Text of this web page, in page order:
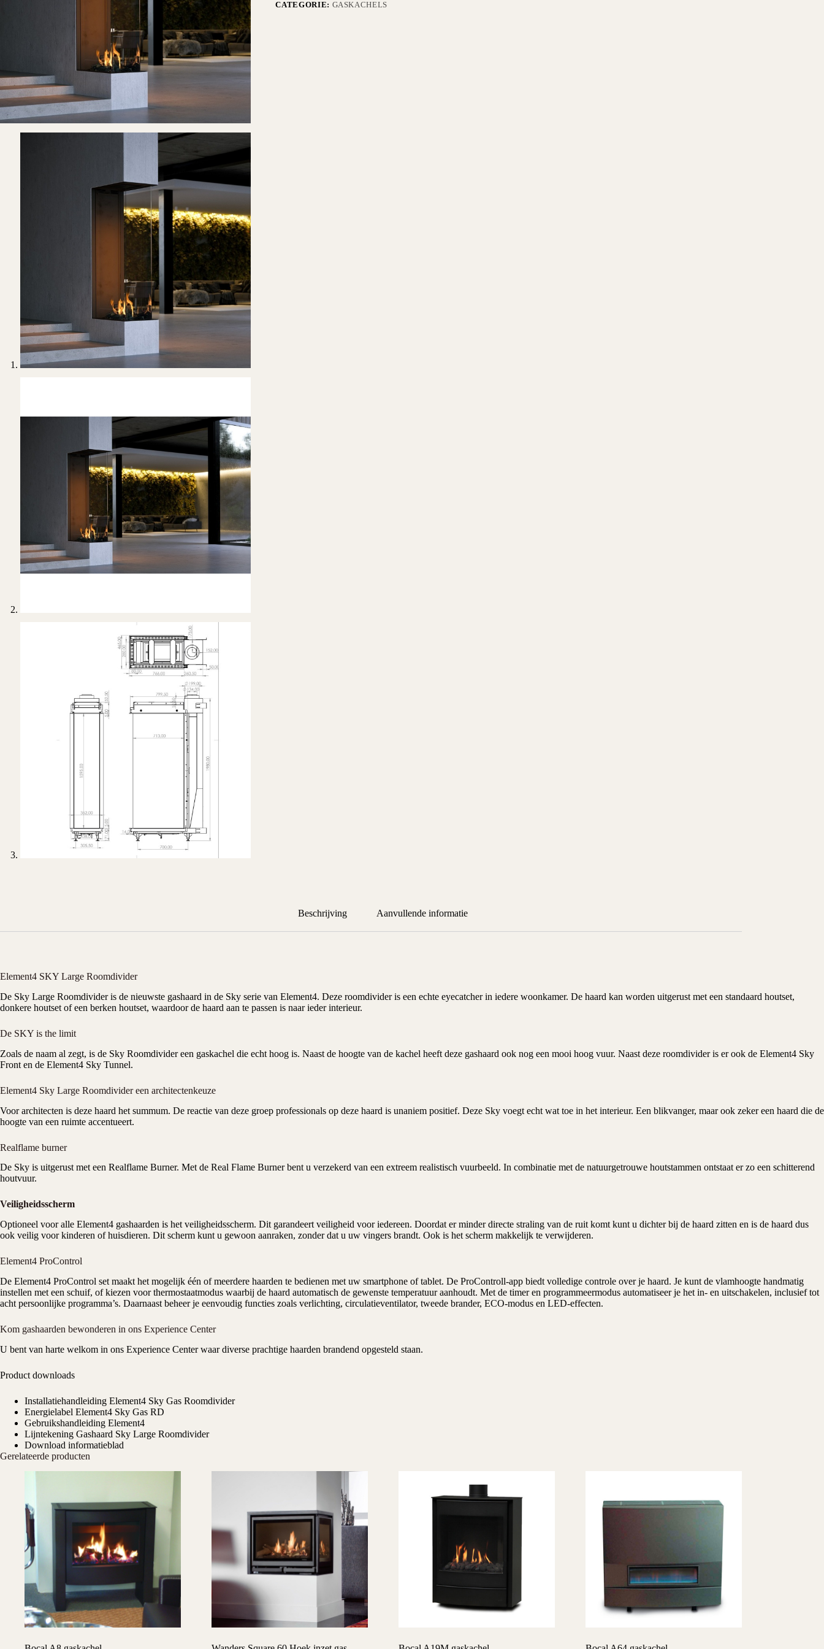
CATEGORIE: GASKACHELS
Beschrijving Aanvullende informatie
Element4 SKY Large Roomdivider
De Sky Large Roomdivider is de nieuwste gashaard in de Sky serie van Element4. Deze roomdivider is een echte eyecatcher in iedere woonkamer. De haard kan worden uitgerust met een standaard houtset,
donkere houtset of een berken houtset, waardoor de haard aan te passen is naar ieder interieur.
De SKY is the limit
Zoals de naam al zegt, is de Sky Roomdivider een gaskachel die echt hoog is. Naast de hoogte van de kachel heeft deze gashaard ook nog een mooi hoog vuur. Naast deze roomdivider is er ook de Element4 Sky
Front en de Element4 Sky Tunnel.
Element4 Sky Large Roomdivider een architectenkeuze
Voor architecten is deze haard het summum. De reactie van deze groep professionals op deze haard is unaniem positief. Deze Sky voegt echt wat toe in het interieur. Een blikvanger, maar ook zeker een haard die de
hoogte van een ruimte accentueert.
Realflame burner
De Sky is uitgerust met een Realflame Burner. Met de Real Flame Burner bent u verzekerd van een extreem realistisch vuurbeeld. In combinatie met de natuurgetrouwe houtstammen ontstaat er zo een schitterend
houtvuur.
Veiligheidsscherm
Optioneel voor alle Element4 gashaarden is het veiligheidsscherm. Dit garandeert veiligheid voor iedereen. Doordat er minder directe straling van de ruit komt kunt u dichter bij de haard zitten en is de haard dus
ook veilig voor kinderen of huisdieren. Dit scherm kunt u gewoon aanraken, zonder dat u uw vingers brandt. Ook is het scherm makkelijk te verwijderen.
Element4 ProControl
De Element4 ProControl set maakt het mogelijk één of meerdere haarden te bedienen met uw smartphone of tablet. De ProControll-app biedt volledige controle over je haard. Je kunt de vlamhoogte handmatig
instellen met een schuif, of kiezen voor thermostaatmodus waarbij de haard automatisch de gewenste temperatuur aanhoudt. Met de timer en programmeermodus automatiseer je het in- en uitschakelen, inclusief tot
acht persoonlijke programma’s. Daarnaast beheer je eenvoudig functies zoals verlichting, circulatieventilator, tweede brander, ECO-modus en LED-effecten.
Kom gashaarden bewonderen in ons Experience Center
U bent van harte welkom in ons Experience Centerwaar diverse prachtige haarden brandend opgesteld staan.
Product downloads
Installatiehandleiding Element4 Sky Gas Roomdivider
Energielabel Element4 Sky Gas RD
Gebruikshandleiding Element4
Lijntekening Gashaard Sky Large Roomdivider
Download informatieblad
Gerelateerde producten